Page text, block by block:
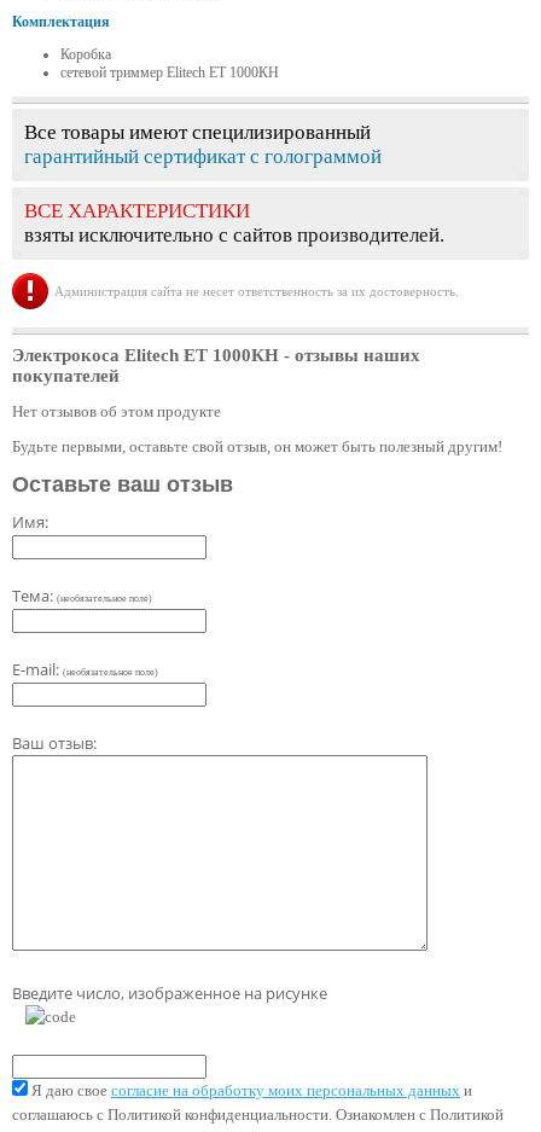
Комплектация
Коробка
сетевой триммер Elitech ЕТ 1000КН
Все товары имеют специлизированный
гарантийный сертификат с голограммой
ВСЕ ХАРАКТЕРИСТИКИ
взяты исключительно с сайтов производителей.
Администрация сайта не несет ответственность за их достоверность.
Электрокоса Elitech ЕТ 1000КН - отзывы наших
покупателей
Нет отзывов об этом продукте
Будьте первыми, оставьте свой отзыв, он может быть полезный другим!
Оставьте ваш отзыв
Имя:
Тема: (необязательное поле)
E-mail: (необязательное поле)
Ваш отзыв:
Введите число, изображенное на рисунке
Я даю свое согласие на обработку моих персональных данных и
соглашаюсь с Политикой конфиденциальности. Ознакомлен с Политикой